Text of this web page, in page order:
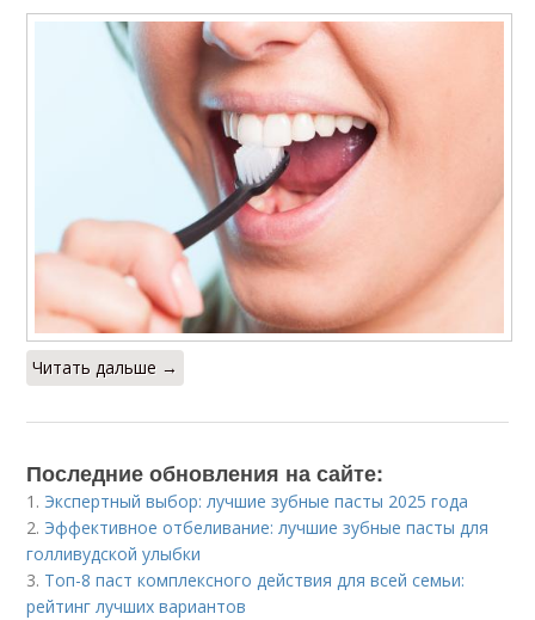
Читать дальше →
Последние обновления на сайте:
1. Экспертный выбор: лучшие зубные пасты 2025 года
2. Эффективное отбеливание: лучшие зубные пасты для
голливудской улыбки
3. Топ-8 паст комплексного действия для всей семьи:
рейтинг лучших вариантов